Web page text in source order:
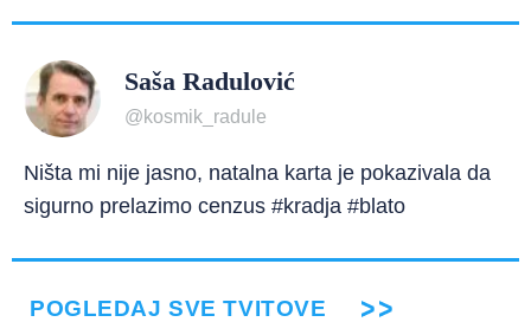
Saša Radulović
@kosmik_radule
Ništa mi nije jasno, natalna karta je pokazivala da
sigurno prelazimo cenzus #kradja #blato
POGLEDAJ SVE TVITOVE